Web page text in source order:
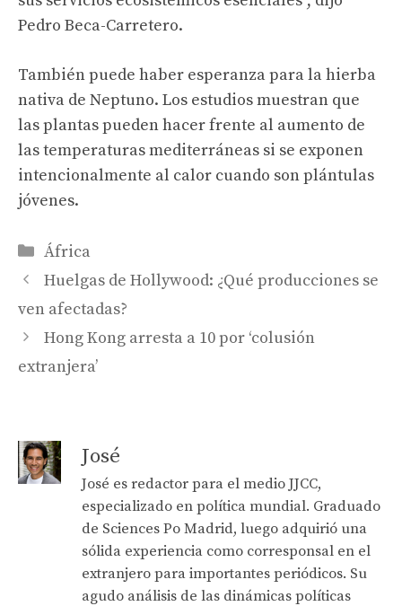
Pedro Beca-Carretero.
También puede haber esperanza para la hierba
nativa de Neptuno. Los estudios muestran que
las plantas pueden hacer frente al aumento de
las temperaturas mediterráneas si se exponen
intencionalmente al calor cuando son plántulas
jóvenes.
Categories
África
Huelgas de Hollywood: ¿Qué producciones se
ven afectadas?
Hong Kong arresta a 10 por ‘colusión
extranjera’
José
José es redactor para el medio JJCC,
especializado en política mundial. Graduado
de Sciences Po Madrid, luego adquirió una
sólida experiencia como corresponsal en el
extranjero para importantes periódicos. Su
agudo análisis de las dinámicas políticas